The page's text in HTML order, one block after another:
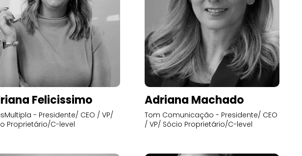
Felicissimo
- Presidente/ CEO / VP/
Proprietário/C-level
Adriana Machado
Tom Comunicação - Presidente/ CEO
/ VP/ Sócio Proprietário/C-level